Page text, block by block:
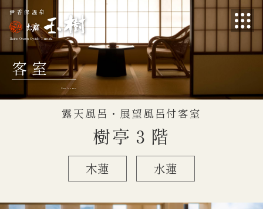
伊香保温泉
Ikaho Onsen Oyado Tamaki
客室
Guest rooms
露天風呂・展望風呂付客室
樹亭３階
木蓮 水蓮